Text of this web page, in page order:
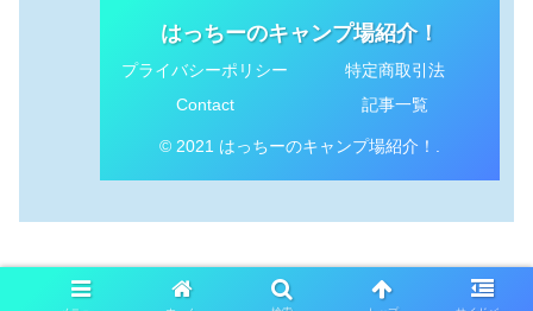
はっちーのキャンプ場紹介！
プライバシーポリシー
特定商取引法
Contact
記事一覧
© 2021 はっちーのキャンプ場紹介！.